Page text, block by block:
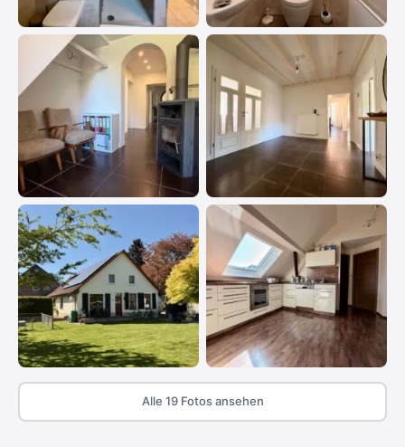
Alle 19 Fotos ansehen